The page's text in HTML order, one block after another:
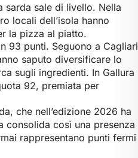
sarda sale di livello. Nella
locali dell’isola hanno
la pizza al piatto.
93 punti. Seguono a Cagliari
saputo diversificare lo
sugli ingredienti. In Gallura
92, premiata per
che nell’edizione 2026 ha
consolida così una presenza
rappresentano punti fermi